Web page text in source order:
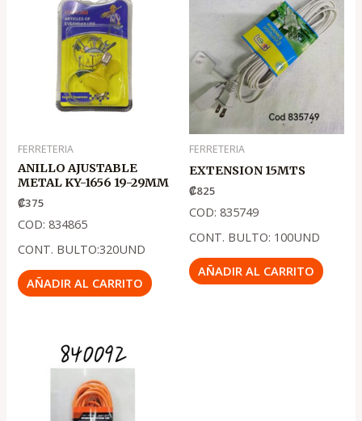
FERRETERIA
ANILLO AJUSTABLE
METAL KY-1656 19-29MM
₡375
COD: 834865
CONT. BULTO:320UND
AÑADIR AL CARRITO
FERRETERIA
EXTENSION 15MTS
₡825
COD: 835749
CONT. BULTO: 100UND
AÑADIR AL CARRITO